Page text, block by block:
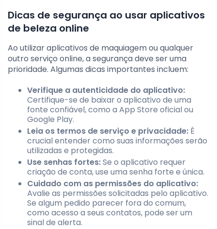
Dicas de segurança ao usar aplicativos
de beleza online
Ao utilizar aplicativos de maquiagem ou qualquer
outro serviço online, a segurança deve ser uma
prioridade. Algumas dicas importantes incluem:
Verifique a autenticidade do aplicativo:
Certifique-se de baixar o aplicativo de uma
fonte confiável, como a App Store oficial ou
Google Play.
Leia os termos de serviço e privacidade: É
crucial entender como suas informações serão
utilizadas e protegidas.
Use senhas fortes:Se o aplicativo requer
criação de conta, use uma senha forte e única.
Cuidado com as permissões do aplicativo:
Avalie as permissões solicitadas pelo aplicativo.
Se algum pedido parecer fora do comum,
como acesso a seus contatos, pode ser um
sinal de alerta.